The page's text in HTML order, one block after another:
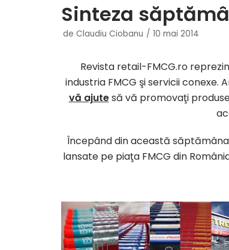
Sinteza
de Claudiu Ciobanu 10 mai 2014
Revista retail-FMCG.ro
industria FMCG şi servicii
vă ajutesă vă promovaţi
Începând din această
lansate pe piaţa FMCG din